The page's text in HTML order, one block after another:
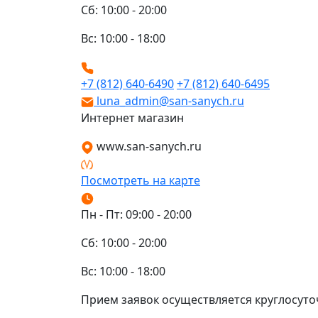
Сб: 10:00 - 20:00
Вс: 10:00 - 18:00
+7 (812) 640-6490+7 (812) 640-6495
luna_admin@san-sanych.ru
Интернет магазин
www.san-sanych.ru
Посмотреть на карте
Пн - Пт: 09:00 - 20:00
Сб: 10:00 - 20:00
Вс: 10:00 - 18:00
Прием заявок осуществляется